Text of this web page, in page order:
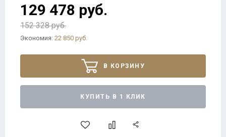
129 478 руб.
152 328 руб.
Экономия: 22 850 руб.
В КОРЗИНУ
КУПИТЬ В 1 КЛИК